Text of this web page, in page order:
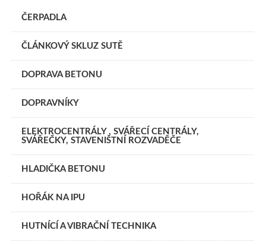
ČERPADLA
ČLÁNKOVÝ SKLUZ SUTĚ
DOPRAVA BETONU
DOPRAVNÍKY
ELEKTROCENTRÁLY , SVÁŘECÍ CENTRÁLY,
SVÁŘEČKY, STAVENIŠTNÍ ROZVADĚČE
HLADIČKA BETONU
HOŘÁK NA IPU
HUTNÍCÍ A VIBRAČNÍ TECHNIKA